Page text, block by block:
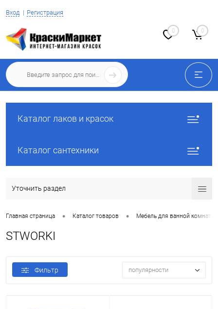
Вход Регистрация
0 0
Каталог лаков и красок
Каталог сантехники
Уточнить раздел
Главная страница • Каталог товаров • Мебель для ванной комнаты
STWORKI
Фильтр популярности